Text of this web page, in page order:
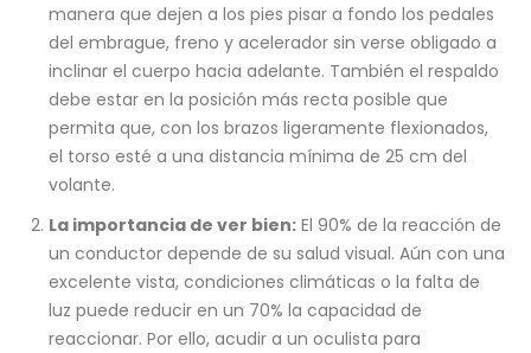
manera que dejen a los pies pisar a fondo los pedales
del embrague, freno y acelerador sin verse obligado a
inclinar el cuerpo hacia adelante. También el respaldo
debe estar en la posición más recta posible que
permita que, con los brazos ligeramente flexionados,
el torso esté a una distancia mínima de 25 cm del
volante.
La importancia de ver bien:El 90% de la reacción de
un conductor depende de su salud visual. Aún con una
excelente vista, condiciones climáticas o la falta de
luz puede reducir en un 70% la capacidad de
reaccionar. Por ello, acudir a un oculista para